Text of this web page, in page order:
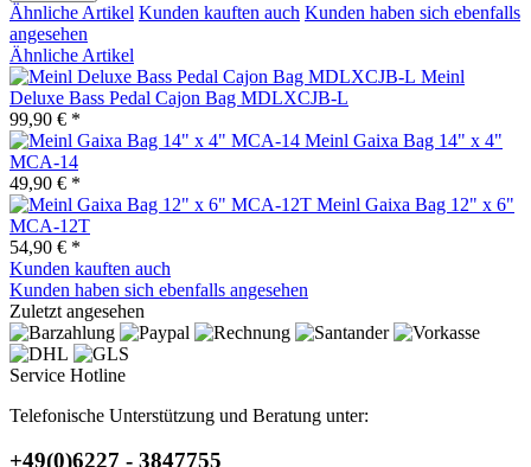
Ähnliche Artikel Kunden kauften auch Kunden haben sich ebenfalls
angesehen
Ähnliche Artikel
Meinl
Deluxe Bass Pedal Cajon Bag MDLXCJB-L
99,90 € *
Meinl Gaixa Bag 14" x 4"
MCA-14
49,90 € *
Meinl Gaixa Bag 12" x 6"
MCA-12T
54,90 € *
Kunden kauften auch
Kunden haben sich ebenfalls angesehen
Zuletzt angesehen
Service Hotline
Telefonische Unterstützung und Beratung unter:
+49(0)6227 - 3847755